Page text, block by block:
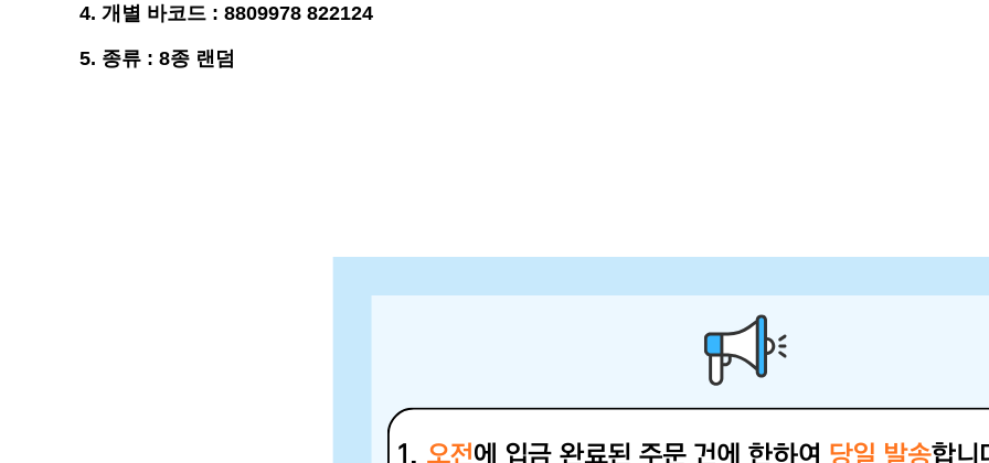
4. 개별 바코드 : 8809978 822124
5. 종류 : 8종 랜덤